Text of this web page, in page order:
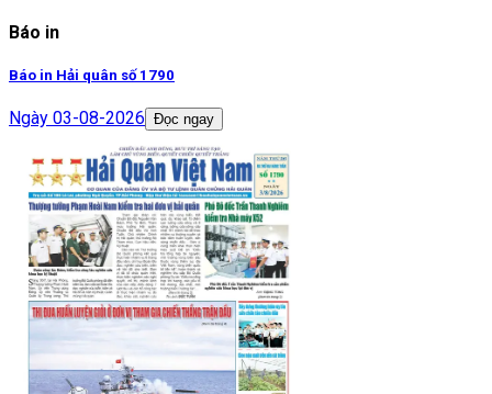
Báo in
Báo in Hải quân số 1790
Ngày 03-08-2026 Đọc ngay